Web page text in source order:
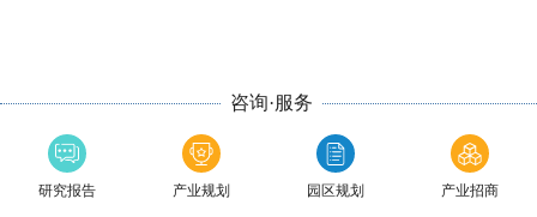
咨询·服务
研究报告 产业规划 园区规划 产业招商